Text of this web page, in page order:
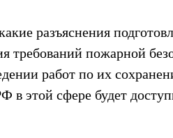
разъяснения
требований пожарной
работ по их
в этой сфере будет